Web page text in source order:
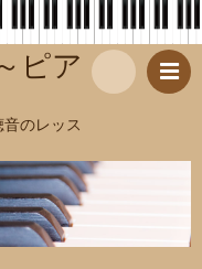
ピア
のレッス
索